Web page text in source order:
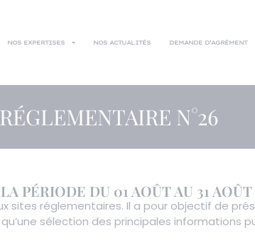
NOS EXPERTISES NOS ACTUALITÉS DEMANDE D’AGRÉMENT
N°26
PÉRIODE DU 01 AOÛT AU 31 AOÛT
sites réglementaires. Il a pour objectif de
sélection des principales informations